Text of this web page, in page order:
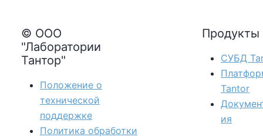
© ООО
"Лаборатории
Тантор"
Положение о
технической
поддержке
Политика обработки
Продукты
СУБД
Tantor
ия